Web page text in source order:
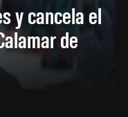
y cancela el
de